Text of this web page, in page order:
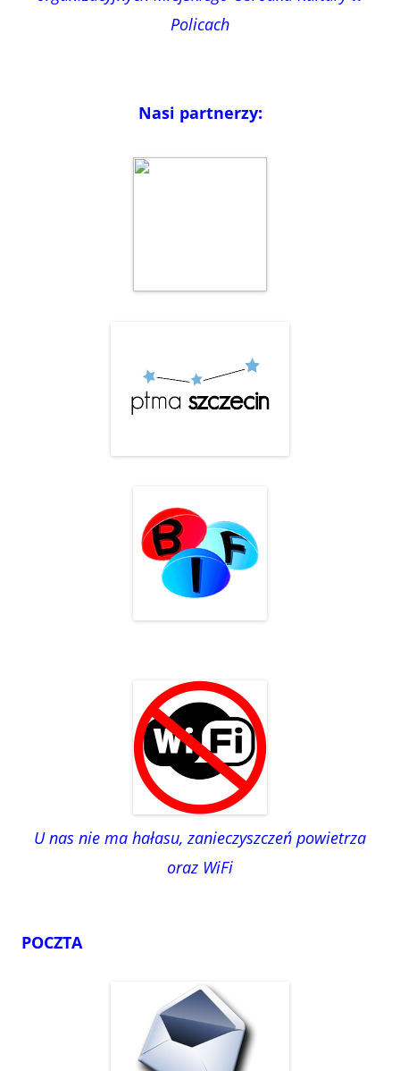
Policach
Nasi partnerzy:
U nas nie ma hałasu, zanieczyszczeń powietrza
oraz WiFi
POCZTA